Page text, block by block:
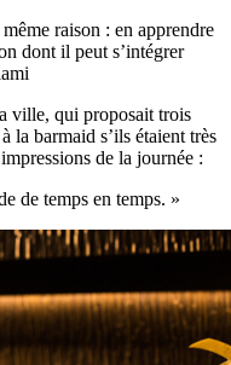
raison : en apprendre
dont il peut s’intégrer
ville, qui proposait trois
la barmaid s’ils étaient très
de la journée :
de temps en temps. »